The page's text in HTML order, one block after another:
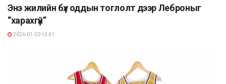
Энэ жилийн бүх оддын тоглолт дээр Леброныг
“харахгүй”
2026-01-20 15:41